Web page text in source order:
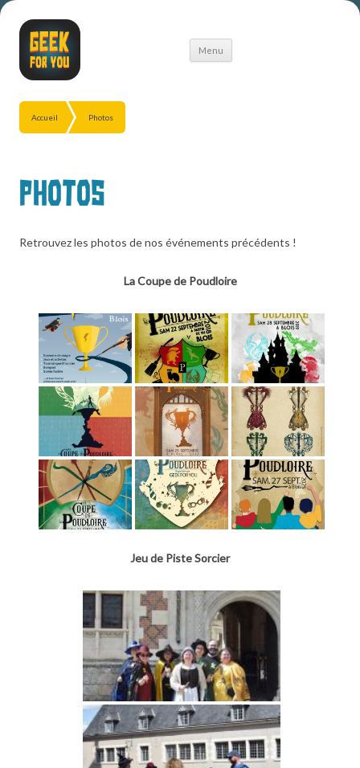
Menu
Aller
Accueil Photos
Photos
Retrouvez les photos de nos événements précédents !
La Coupe de Poudloire
Jeu de Piste Sorcier